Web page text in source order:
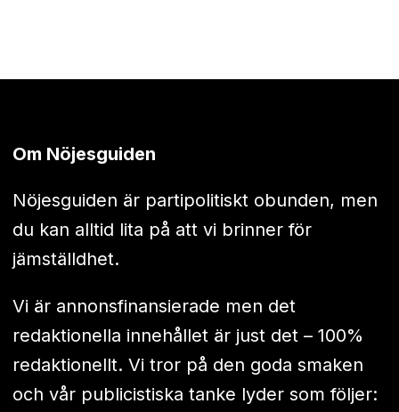
Om Nöjesguiden
Nöjesguiden är partipolitiskt obunden, men
du kan alltid lita på att vi brinner för
jämställdhet.
Vi är annonsfinansierade men det
redaktionella innehållet är just det – 100%
redaktionellt. Vi tror på den goda smaken
och vår publicistiska tanke lyder som följer: